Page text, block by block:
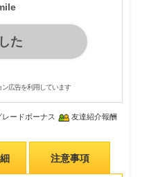
た
広告を利用しています
レードボーナス 友達紹介報酬
注意事項